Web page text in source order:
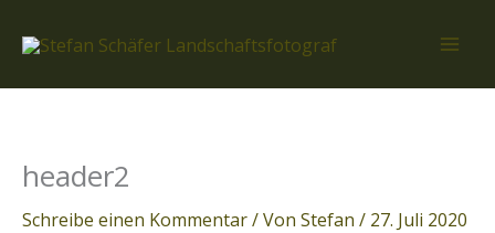
Inhalt
header2
Schreibe einen Kommentar/ Von Stefan / 27. Juli 2020